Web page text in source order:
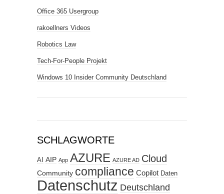
Office 365 Usergroup
rakoellners Videos
Robotics Law
Tech-For-People Projekt
Windows 10 Insider Community Deutschland
SCHLAGWORTE
AI AIP App AZURE AZURE AD Cloud
Community compliance Copilot Daten
Datenschutz Deutschland